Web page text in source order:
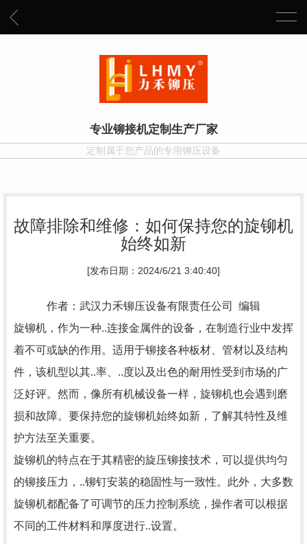
专业铆接机定制生产厂家
定制属于您产品的专用铆压设备
故障排除和维修：如何保持您的旋铆机
始终如新
[发布日期：2024/6/21 3:40:40]
作者：武汉力禾铆压设备有限责任公司 编辑
旋铆机，作为一种..连接金属件的设备，在制造行业中发挥
着不可或缺的作用。适用于铆接各种板材、管材以及结构
件，该机型以其..率、..度以及出色的耐用性受到市场的广
泛好评。然而，像所有机械设备一样，旋铆机也会遇到磨
损和故障。要保持您的旋铆机始终如新，了解其特性及维
护方法至关重要。
旋铆机的特点在于其精密的旋压铆接技术，可以提供均匀
的铆接压力，..铆钉安装的稳固性与一致性。此外，大多数
旋铆机都配备了可调节的压力控制系统，操作者可以根据
不同的工件材料和厚度进行..设置。